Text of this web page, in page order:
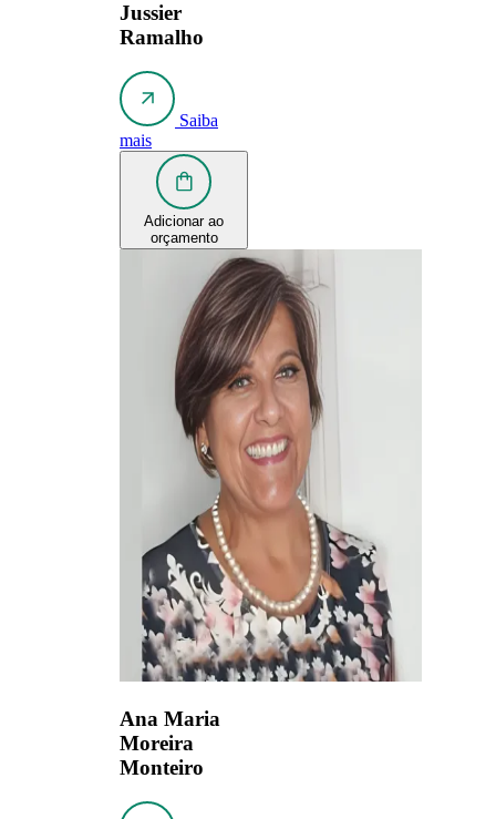
Jussier
Ramalho
Saiba
mais
Adicionar ao
orçamento
Ana Maria
Moreira
Monteiro